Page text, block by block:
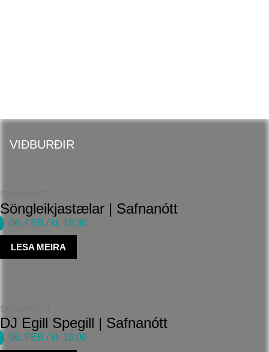
VIÐBURÐIR
SAFNANÓTT
Söngleikjastælar | Safnanótt
06. FEB / kl. 18:30
LESA MEIRA
SAFNANÓTT
DJ Egill Spegill | Safnanótt
06. FEB / kl. 19:00